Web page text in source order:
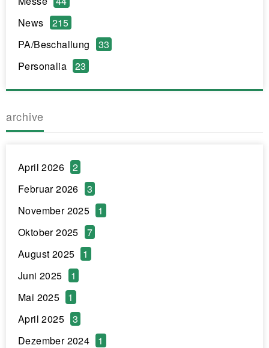
News
215
PA/Beschallung
33
Personalia
23
archive
April 2026
2
Februar 2026
3
November 2025
1
Oktober 2025
7
August 2025
1
Juni 2025
1
Mai 2025
1
April 2025
3
Dezember 2024
1